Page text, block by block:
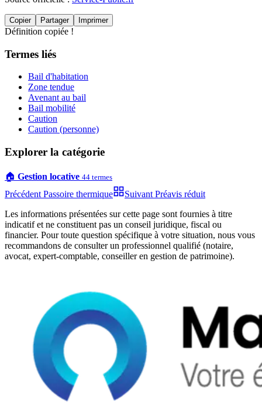
Copier Partager Imprimer
Définition copiée !
Termes liés
Bail d'habitation
Zone tendue
Avenant au bail
Bail mobilité
Caution
Caution (personne)
Explorer la catégorie
🏠 Gestion locative 44 termes
Précédent Passoire thermique Suivant Préavis réduit
Les informations présentées sur cette page sont fournies à titre
indicatif et ne constituent pas un conseil juridique, fiscal ou
financier. Pour toute question spécifique à votre situation, nous vous
recommandons de consulter un professionnel qualifié (notaire,
avocat, expert-comptable, conseiller en gestion de patrimoine).